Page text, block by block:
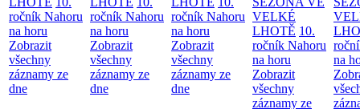
ročník Nahoru
na horu
Zobrazit
všechny
záznamy ze
dne
ročník Nahoru
na horu
Zobrazit
všechny
záznamy ze
dne
ročník Nahoru
na horu
Zobrazit
všechny
záznamy ze
dne
VELKÉ
LHOTĚ 10.
ročník Nahoru
na horu
Zobrazit
všechny
záznamy ze
na